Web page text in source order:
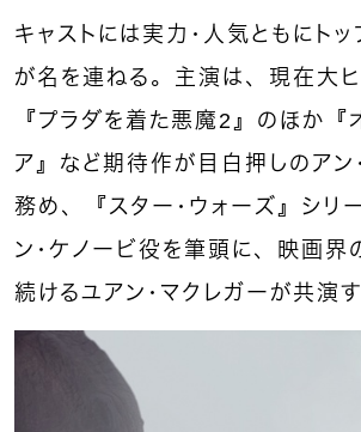
キャストには実力・人気ともにト
が名を連ねる。主演は、現在大ヒ
『プラダを着た悪魔2』のほか『
ア』など期待作が目白押しのアン
務め、『スター・ウォーズ』シリ
ン・ケノービ役を筆頭に、映画界
続けるユアン・マクレガーが共演す